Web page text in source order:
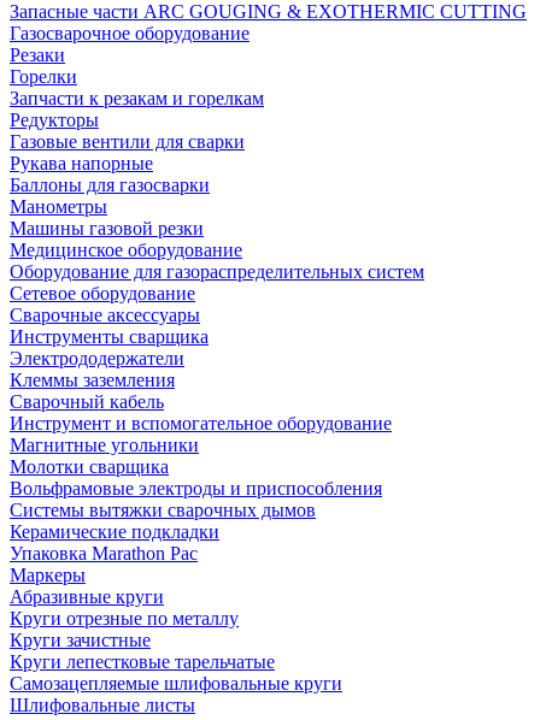
Запасные части ARC GOUGING & EXOTHERMIC CUTTING
Газосварочное оборудование
Резаки
Горелки
Запчасти к резакам и горелкам
Редукторы
Газовые вентили для сварки
Рукава напорные
Баллоны для газосварки
Манометры
Машины газовой резки
Медицинское оборудование
Оборудование для газораспределительных систем
Сетевое оборудование
Сварочные аксессуары
Инструменты сварщика
Электрододержатели
Клеммы заземления
Сварочный кабель
Инструмент и вспомогательное оборудование
Магнитные угольники
Молотки сварщика
Вольфрамовые электроды и приспособления
Системы вытяжки сварочных дымов
Керамические подкладки
Упаковка Marathon Pac
Маркеры
Абразивные круги
Круги отрезные по металлу
Круги зачистные
Круги лепестковые тарельчатые
Самозацепляемые шлифовальные круги
Шлифовальные листы